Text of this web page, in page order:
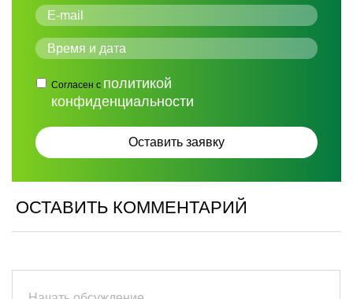
Согласен с политикой
конфиденциальности
ОСТАВИТЬ КОММЕНТАРИЙ